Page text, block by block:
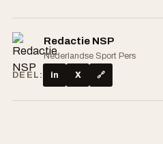
Redactie NSP
Nederlandse Sport Pers
DEEL:
in X 🔗